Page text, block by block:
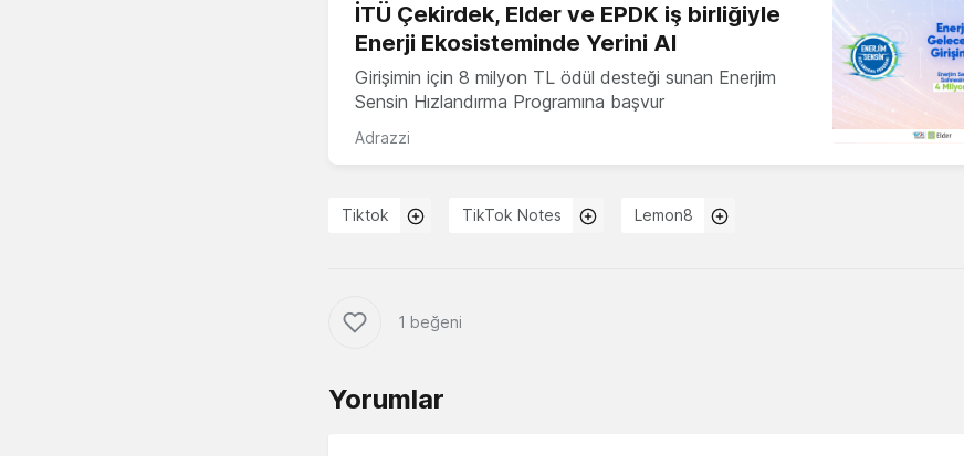
İTÜ Çekirdek, Elder ve EPDK iş birliğiyle
Enerji Ekosisteminde Yerini Al
Girişimin için 8 milyon TL ödül desteği sunan Enerjim
Sensin Hızlandırma Programına başvur
Adrazzi
Tiktok TikTok Notes Lemon8
1 beğeni
Yorumlar